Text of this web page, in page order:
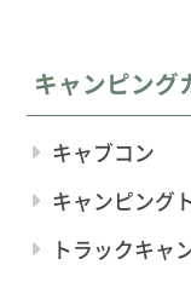
キャンピング
キャブコン
キャンピング
トラックキャ